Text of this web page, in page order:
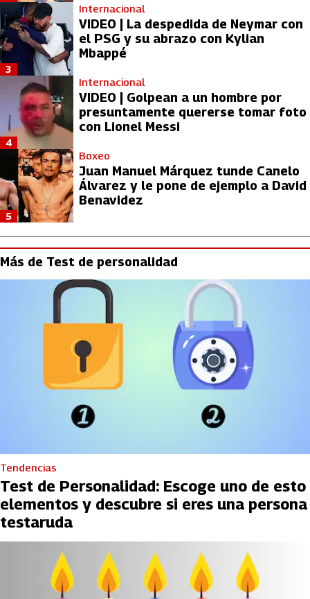
Internacional
VIDEO | La despedida de Neymar con
el PSG y su abrazo con Kylian
Mbappé
3
Internacional
VIDEO | Golpean a un hombre por
presuntamente quererse tomar foto
con Lionel Messi
4
Boxeo
Juan Manuel Márquez tunde Canelo
Álvarez y le pone de ejemplo a David
Benavidez
5
Más de Test de personalidad
Tendencias
Test de Personalidad: Escoge uno de esto
elementos y descubre si eres una persona
testaruda